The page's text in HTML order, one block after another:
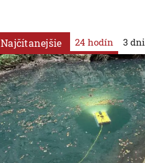
Najčítanejšie 24 hodín 3 dni